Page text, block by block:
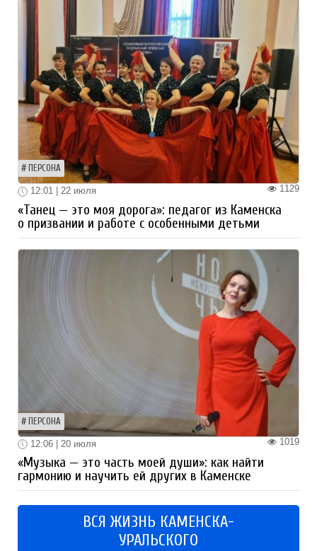
ПЕРСОНА
1129
12:01 | 22 июля
«Танец — это моя дорога»: педагог из Каменска
о призвании и работе с особенными детьми
ПЕРСОНА
1019
12:06 | 20 июля
«Музыка — это часть моей души»: как найти
гармонию и научить ей других в Каменске
ВСЯ ЖИЗНЬ КАМЕНСКА-
УРАЛЬСКОГО